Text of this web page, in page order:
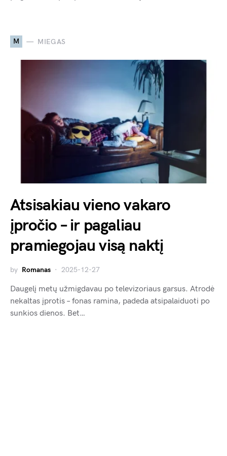
M MIEGAS
Atsisakiau vieno vakaro
įpročio – ir pagaliau
pramiegojau visą naktį
by Romanas 2025-12-27
Daugelį metų užmigdavau po televizoriaus garsus. Atrodė
nekaltas įprotis – fonas ramina, padeda atsipalaiduoti po
sunkios dienos. Bet…